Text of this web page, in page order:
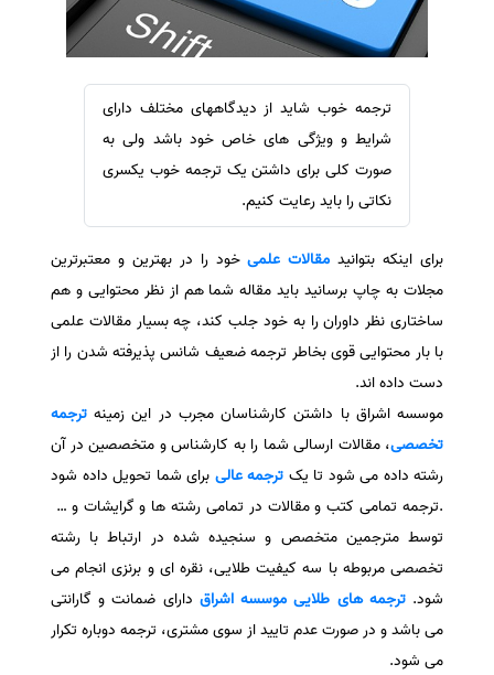
ترجمه عربی به فارسی
مشاهده همه زبان ها
سفارش ویرایش
سفارش پارافریز
سفارش فرمت‌بندی
سفارش کاهش کمیت
سفارش معرفی مجله
سفارش معرفی مقاله
سفارش چکیده مبسوط
سفارش ترجمه مولتی‌مدیا
سفارش گویندگی
سفارش تولید محتوا
سفارش ترجمه همزمان
سفارش چکیده گرافیکی
سفارش تهیه کاورلتر
سفارش انگیزه‌نامه‌SOP
ترجمه خوب شاید از دیدگاههای مختلف دارای
شرایط و ویژگی های خاص خود باشد ولی به
صورت کلی برای داشتن یک ترجمه خوب یکسری
نکاتی را باید رعایت کنیم.
برای اینکه بتوانید مقالات علمیخود را در بهترین و معتبرترین
مجلات به چاپ برسانید باید مقاله شما هم از نظر محتوایی و هم
ساختاری نظر داوران را به خود جلب کند، چه بسیار مقالات علمی
با بار محتوایی قوی بخاطر ترجمه ضعیف شانس پذیرفته شدن را از
دست داده اند.
موسسه اشراق با داشتن کارشناسان مجرب در این زمینه ترجمه
تخصصی، مقالات ارسالی شما را به کارشناس و متخصصین در آن
رشته داده می شود تا یک ترجمه عالی برای شما تحویل داده شود
.ترجمه تمامی کتب و مقالات در تمامی رشته ها و گرایشات و …
توسط مترجمین متخصص و سنجیده شده در ارتباط با رشته
تخصصی مربوطه با سه کیفیت طلایی، نقره ای و برنزی انجام می
شود. ترجمه های طلایی موسسه اشراق دارای ضمانت و گارانتی
می باشد و در صورت عدم تایید از سوی مشتری، ترجمه دوباره تکرار
می شود.